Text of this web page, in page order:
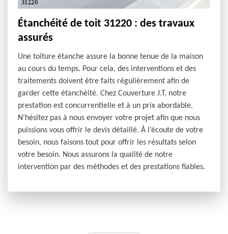
Étanchéité de toit 31220 : des travaux
assurés
Une toiture étanche assure la bonne tenue de la maison
au cours du temps. Pour cela, des interventions et des
traitements doivent être faits régulièrement afin de
garder cette étanchéité. Chez Couverture J.T, notre
prestation est concurrentielle et à un prix abordable.
N’hésitez pas à nous envoyer votre projet afin que nous
puissions vous offrir le devis détaillé. À l’écoute de votre
besoin, nous faisons tout pour offrir les résultats selon
votre besoin. Nous assurons la qualité de notre
intervention par des méthodes et des prestations fiables.